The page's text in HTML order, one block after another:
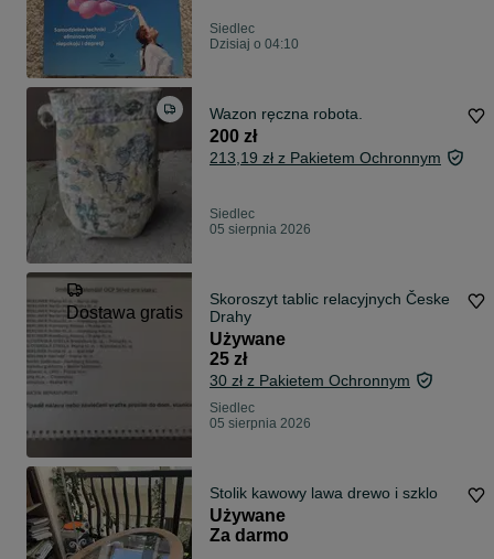
Siedlec
Dzisiaj o 04:10
Wazon ręczna robota.
200 zł
213,19 zł z Pakietem Ochronnym
Siedlec
05 sierpnia 2026
Dostawa gratis
Skoroszyt tablic relacyjnych Česke
Drahy
Używane
25 zł
30 zł z Pakietem Ochronnym
Siedlec
05 sierpnia 2026
Stolik kawowy lawa drewo i szklo
Używane
Za darmo